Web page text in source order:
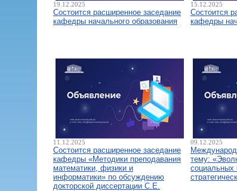
19.12.2025
Состоится расширенное заседание
кафедры начального образования
15.12.2025
Состоится
кафедры
11.12.2025
Состоится расширенное заседание
кафедры «Методики преподавания
математики, физики и
информатики» по обсуждению
докторской диссертации С.Е.
09.12.2025
тему:
социальных